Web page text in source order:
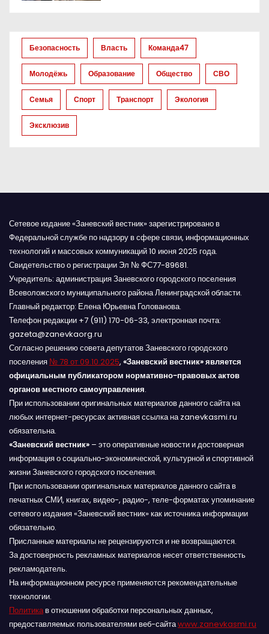
з
а
п
и
с
м
Безопасность Власть Команда47
Молодёжь Образование Общество СВО
Семья Спорт Транспорт Экология
Эксклюзив
Сетевое издание «Заневский вестник» зарегистрировано в
Федеральной службе по надзору в сфере связи, информационных
технологий и массовых коммуникаций 10 июня 2025 года.
Свидетельство о регистрации Эл № ФС77-89681.
Учредитель: администрация Заневского городского поселения
Всеволожского муниципального района Ленинградской области.
Главный редактор: Елена Юрьевна Голованова.
Телефон редакции +7 (911) 170-06-33, электронная почта:
gazeta@zanevkaorg.ru
Согласно решению совета депутатов Заневского городского
поселения № 78 от 09.10.2025, «Заневский вестник» является
официальным публикатором нормативно-правовых актов
органов местного самоуправления.
При использовании оригинальных материалов данного сайта на
любых интернет-ресурсах активная ссылка на zanevkasmi.ru
обязательна.
«Заневский вестник» – это оперативные новости и достоверная
информация о социально-экономической, культурной и спортивной
жизни Заневского городского поселения.
При использовании оригинальных материалов данного сайта в
печатных СМИ, книгах, видео-, радио-, теле-форматах упоминание
сетевого издания «Заневский вестник» как источника информации
обязательно.
Присланные материалы не рецензируются и не возвращаются.
За достоверность рекламных материалов несет ответственность
рекламодатель.
На информационном ресурсе применяются рекомендательные
технологии.
Политикав отношении обработки персональных данных,
предоставляемых пользователями веб-сайтаwww.zanevkasmi.ru